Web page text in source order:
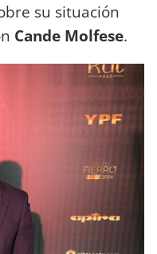
su situación
Cande Molfese.